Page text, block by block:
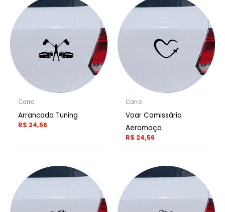
Carro
Arrancada Tuning
R$ 24,56
Carro
Voar Comissário
Aeromoça
R$ 24,56